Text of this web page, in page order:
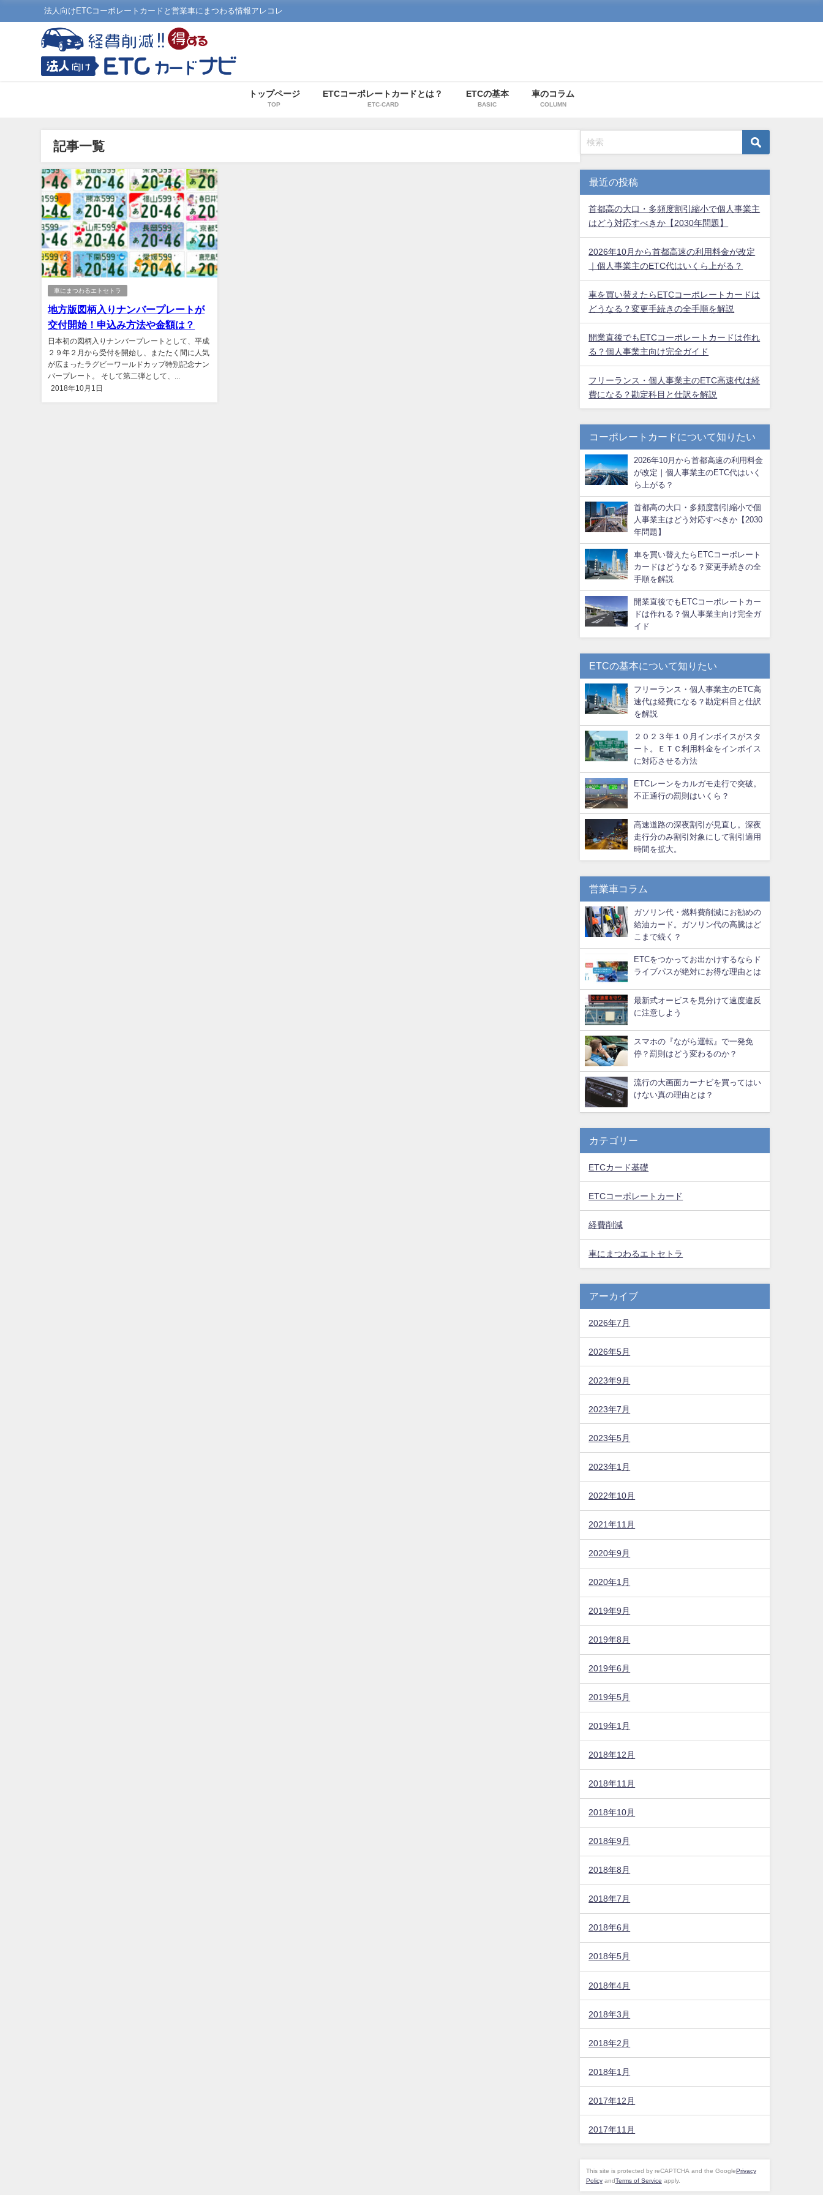
法人向けETCコーポレートカードと営業車にまつわる情報アレコレ
トップページ
TOP
ETCコーポレートカードとは？
ETC-CARD
ETCの基本
BASIC
車のコラム
COLUMN
記事一覧
車にまつわるエトセトラ
地方版図柄入りナンバープレートが
交付開始！申込み方法や金額は？
日本初の図柄入りナンバープレートとして、平成
２９年２月から受付を開始し、またたく間に人気
が広まったラグビーワールドカップ特別記念ナン
バープレート。 そして第二弾として、...
2018年10月1日
最近の投稿
首都高の大口・多頻度割引縮小で個人事業主
はどう対応すべきか【2030年問題】
2026年10月から首都高速の利用料金が改定
｜個人事業主のETC代はいくら上がる？
車を買い替えたらETCコーポレートカードは
どうなる？変更手続きの全手順を解説
開業直後でもETCコーポレートカードは作れ
る？個人事業主向け完全ガイド
フリーランス・個人事業主のETC高速代は経
費になる？勘定科目と仕訳を解説
コーポレートカードについて知りたい
2026年10月から首都高速の利用料金
が改定｜個人事業主のETC代はいく
ら上がる？
首都高の大口・多頻度割引縮小で個
人事業主はどう対応すべきか【2030
年問題】
車を買い替えたらETCコーポレート
カードはどうなる？変更手続きの全
手順を解説
開業直後でもETCコーポレートカー
ドは作れる？個人事業主向け完全ガ
イド
ETCの基本について知りたい
フリーランス・個人事業主のETC高
速代は経費になる？勘定科目と仕訳
を解説
２０２３年１０月インボイスがスタ
ート。ＥＴＣ利用料金をインボイス
に対応させる方法
ETCレーンをカルガモ走行で突破。
不正通行の罰則はいくら？
高速道路の深夜割引が見直し。深夜
走行分のみ割引対象にして割引適用
時間を拡大。
営業車コラム
ガソリン代・燃料費削減にお勧めの
給油カード。ガソリン代の高騰はど
こまで続く？
ETCをつかってお出かけするならド
ライブパスが絶対にお得な理由とは
最新式オービスを見分けて速度違反
に注意しよう
スマホの『ながら運転』で一発免
停？罰則はどう変わるのか？
流行の大画面カーナビを買ってはい
けない真の理由とは？
カテゴリー
ETCカード基礎
ETCコーポレートカード
経費削減
車にまつわるエトセトラ
アーカイブ
2026年7月
2026年5月
2023年9月
2023年7月
2023年5月
2023年1月
2022年10月
2021年11月
2020年9月
2020年1月
2019年9月
2019年8月
2019年6月
2019年5月
2019年1月
2018年12月
2018年11月
2018年10月
2018年9月
2018年8月
2018年7月
2018年6月
2018年5月
2018年4月
2018年3月
2018年2月
2018年1月
2017年12月
2017年11月
This site is protected by reCAPTCHA and the GooglePrivacy
PolicyandTerms of Service apply.